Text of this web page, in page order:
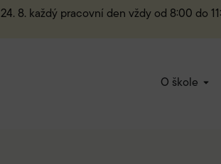
8. každý pracovní den vždy od 8:00 do
O škole